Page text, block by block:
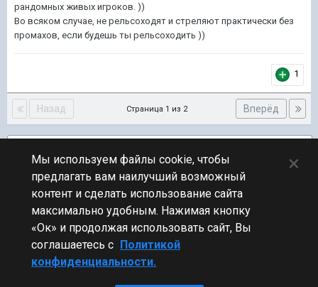
рандомных живых игроков. ))
Во всяком случае, не рельсоходят и стреляют практически без
промахов, если будешь ты рельсоходить ))
1
Назад Вперёд
Страница 1 из 2
ПЕРЕЙТИ К СПИСКУ ТЕМ
Флудилка
Стиль
Мы используем файлы cookie, чтобы
предлагать вам наилучший возможный
контент и сделать использование сайта
максимально удобным. Нажимая кнопку
«Ок» и продолжая использовать сайт, Вы
соглашаетесь с Политикой
конфиденциальности.
×